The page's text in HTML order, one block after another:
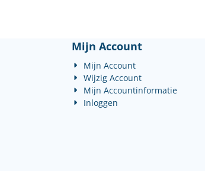
Mijn Account
Mijn Account
Wijzig Account
Mijn Accountinformatie
Inloggen